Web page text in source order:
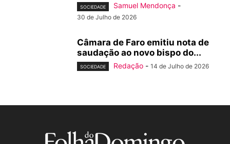
SOCIEDADE Samuel Mendonça -
30 de Julho de 2026
Câmara de Faro emitiu nota de
saudação ao novo bispo do...
SOCIEDADE Redação - 14 de Julho de 2026